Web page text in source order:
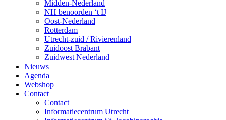
Midden-Nederland
NH benoorden ‘t IJ
Oost-Nederland
Rotterdam
Utrecht-zuid / Rivierenland
Zuidoost Brabant
Zuidwest Nederland
Nieuws
Agenda
Webshop
Contact
Contact
Informatiecentrum Utrecht